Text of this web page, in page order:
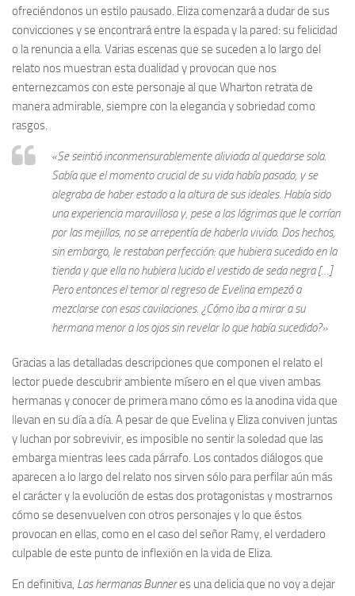
ofreciéndonos un estilo pausado. Eliza comenzará a dudar de sus
convicciones y se encontrará entre la espada y la pared: su felicidad
o la renuncia a ella. Varias escenas que se suceden a lo largo del
relato nos muestran esta dualidad y provocan que nos
enternezcamos con este personaje al que Wharton retrata de
manera admirable, siempre con la elegancia y sobriedad como
rasgos.
«Se seintió inconmensurablemente aliviada al quedarse sola.
Sabía que el momento crucial de su vida había pasado, y se
alegraba de haber estado a la altura de sus ideales. Había sido
una experiencia maravillosa y, pese a las lágrimas que le corrían
por las mejillas, no se arrepentía de haberla vivido. Dos hechos,
sin embargo, le restaban perfección: que hubiera sucedido en la
tienda y que ella no hubiera lucido el vestido de seda negra […]
Pero entonces el temor al regreso de Evelina empezó a
mezclarse con esas cavilaciones. ¿Cómo iba a mirar a su
hermana menor a los ojos sin revelar lo que había sucedido?»
Gracias a las detalladas descripciones que componen el relato el
lector puede descubrir ambiente mísero en el que viven ambas
hermanas y conocer de primera mano cómo es la anodina vida que
llevan en su día a día. A pesar de que Evelina y Eliza conviven juntas
y luchan por sobrevivir, es imposible no sentir la soledad que las
embarga mientras lees cada párrafo. Los contados diálogos que
aparecen a lo largo del relato nos sirven sólo para perfilar aún más
el carácter y la evolución de estas dos protagonistas y mostrarnos
cómo se desenvuelven con otros personajes y lo que éstos
provocan en ellas, como en el caso del señor Ramy, el verdadero
culpable de este punto de inflexión en la vida de Eliza.
En definitiva, Las hermanas Bunneres una delicia que no voy a dejar